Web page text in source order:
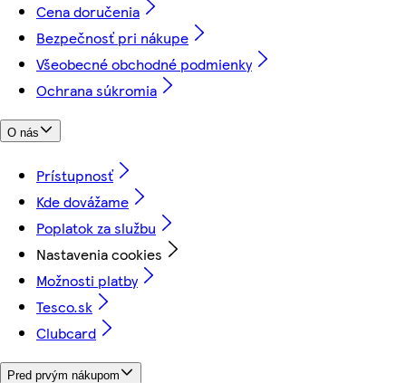
Cena doručenia
Bezpečnosť pri nákupe
Všeobecné obchodné podmienky
Ochrana súkromia
O nás
Prístupnosť
Kde dovážame
Poplatok za službu
Nastavenia cookies
Možnosti platby
Tesco.sk
Clubcard
Pred prvým nákupom